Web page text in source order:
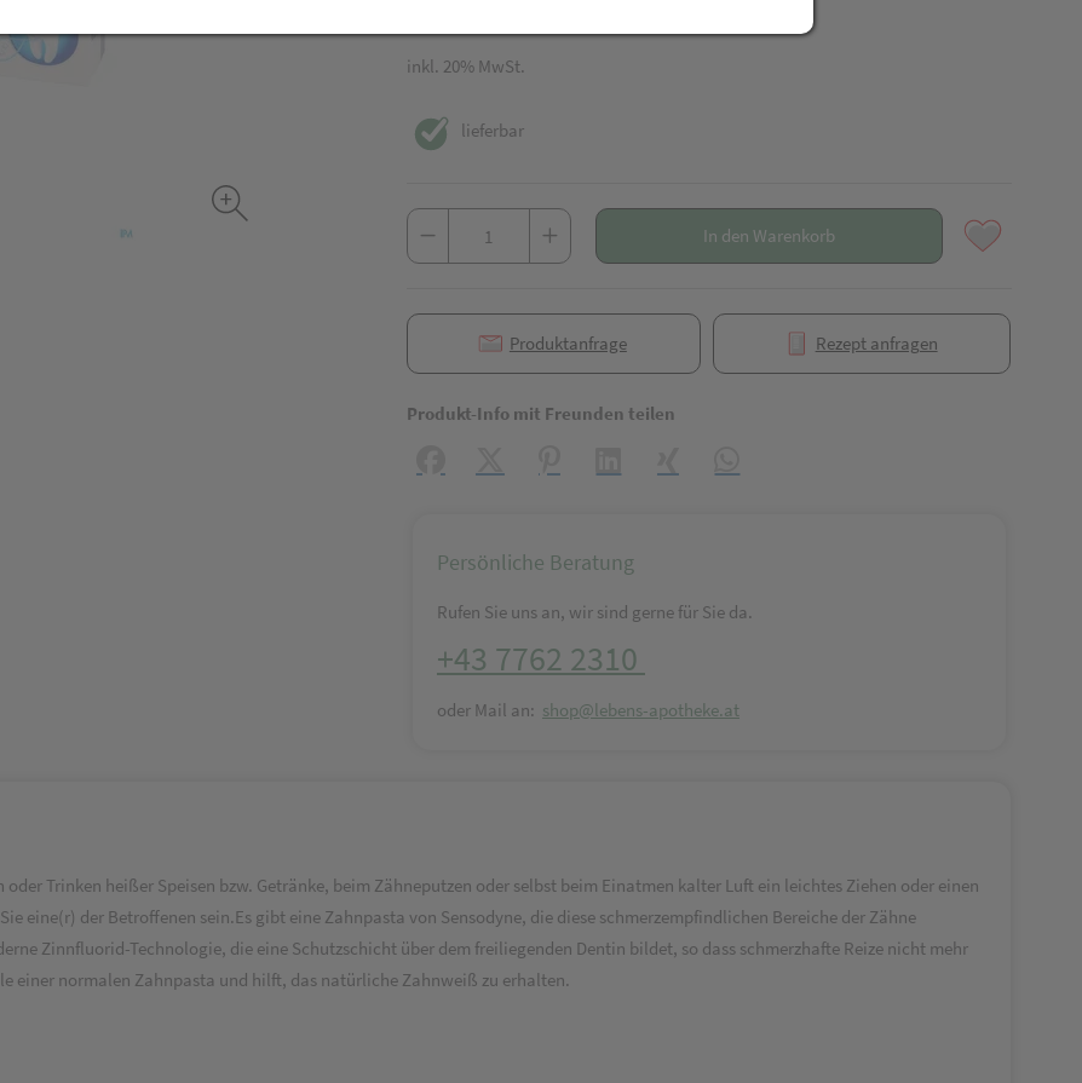
inkl. 20% MwSt.
lieferbar
In den Warenkorb
Produktanfrage Rezept anfragen
Produkt-Info mit Freunden teilen
Persönliche Beratung
Rufen Sie uns an, wir sind gerne für Sie da.
+43 7762 2310
oder Mail an: shop@lebens-apotheke.at
Trinken heißer Speisen bzw. Getränke, beim Zähneputzen oder selbst beim Einatmen kalter Luft ein leichtes Ziehen oder einen
eine(r) der Betroffenen sein.Es gibt eine Zahnpasta von Sensodyne, die diese schmerzempfindlichen Bereiche der Zähne
Zinnfluorid-Technologie, die eine Schutzschicht über dem freiliegenden Dentin bildet, so dass schmerzhafte Reize nicht mehr
einer normalen Zahnpasta und hilft, das natürliche Zahnweiß zu erhalten.